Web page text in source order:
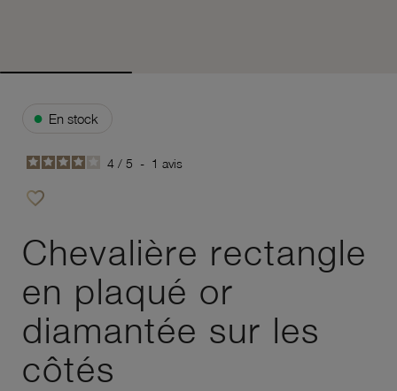
● En stock
4 / 5 - 1 avis
favorite_border
Chevalière rectangle
en plaqué or
diamantée sur les
côtés